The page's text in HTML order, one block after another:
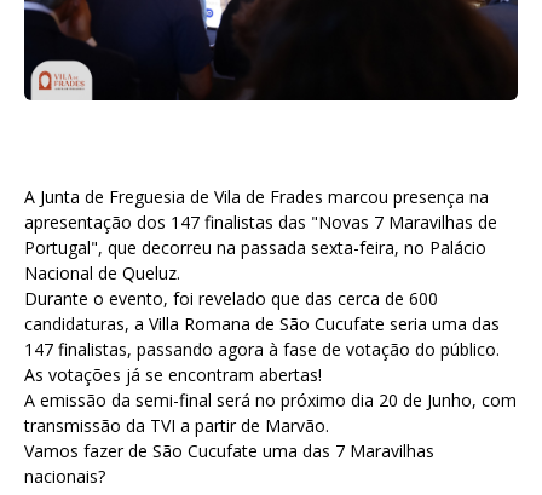
A Junta de Freguesia de Vila de Frades marcou presença na
apresentação dos 147 finalistas das "Novas 7 Maravilhas de
Portugal", que decorreu na passada sexta-feira, no Palácio
Nacional de Queluz.
Durante o evento, foi revelado que das cerca de 600
candidaturas, a Villa Romana de São Cucufate seria uma das
147 finalistas, passando agora à fase de votação do público.
As votações já se encontram abertas!
A emissão da semi-final será no próximo dia 20 de Junho, com
transmissão da TVI a partir de Marvão.
Vamos fazer de São Cucufate uma das 7 Maravilhas
nacionais?